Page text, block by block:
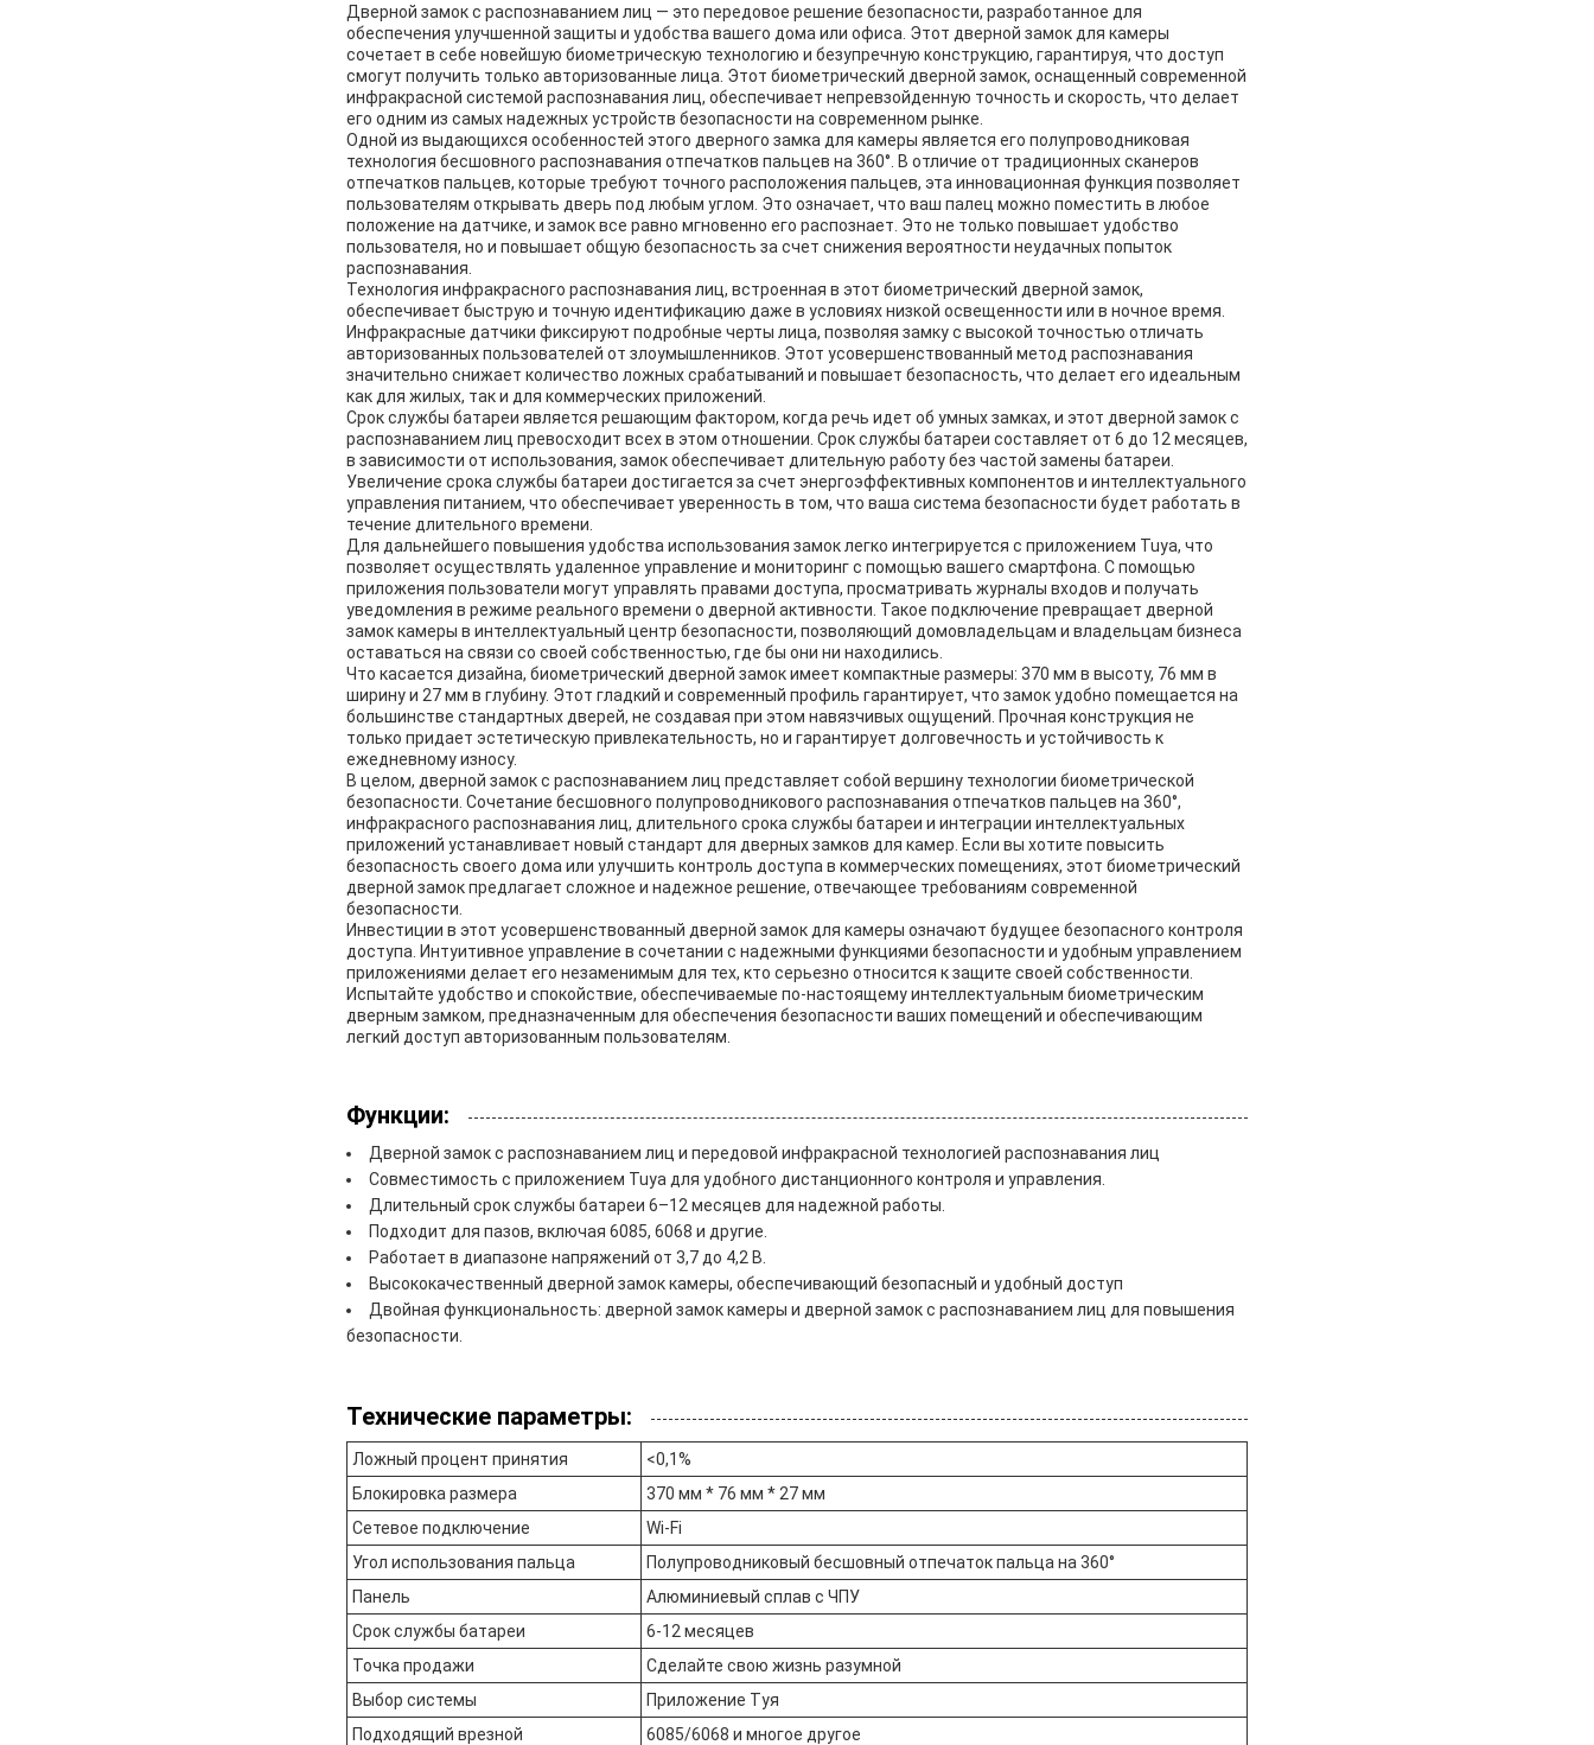
Дверной замок с распознаванием лиц — это передовое решение безопасности, разработанное для
обеспечения улучшенной защиты и удобства вашего дома или офиса. Этот дверной замок для камеры
сочетает в себе новейшую биометрическую технологию и безупречную конструкцию, гарантируя, что доступ
смогут получить только авторизованные лица. Этот биометрический дверной замок, оснащенный современной
инфракрасной системой распознавания лиц, обеспечивает непревзойденную точность и скорость, что делает
его одним из самых надежных устройств безопасности на современном рынке.
Одной из выдающихся особенностей этого дверного замка для камеры является его полупроводниковая
технология бесшовного распознавания отпечатков пальцев на 360°. В отличие от традиционных сканеров
отпечатков пальцев, которые требуют точного расположения пальцев, эта инновационная функция позволяет
пользователям открывать дверь под любым углом. Это означает, что ваш палец можно поместить в любое
положение на датчике, и замок все равно мгновенно его распознает. Это не только повышает удобство
пользователя, но и повышает общую безопасность за счет снижения вероятности неудачных попыток
распознавания.
Технология инфракрасного распознавания лиц, встроенная в этот биометрический дверной замок,
обеспечивает быструю и точную идентификацию даже в условиях низкой освещенности или в ночное время.
Инфракрасные датчики фиксируют подробные черты лица, позволяя замку с высокой точностью отличать
авторизованных пользователей от злоумышленников. Этот усовершенствованный метод распознавания
значительно снижает количество ложных срабатываний и повышает безопасность, что делает его идеальным
как для жилых, так и для коммерческих приложений.
Срок службы батареи является решающим фактором, когда речь идет об умных замках, и этот дверной замок с
распознаванием лиц превосходит всех в этом отношении. Срок службы батареи составляет от 6 до 12 месяцев,
в зависимости от использования, замок обеспечивает длительную работу без частой замены батареи.
Увеличение срока службы батареи достигается за счет энергоэффективных компонентов и интеллектуального
управления питанием, что обеспечивает уверенность в том, что ваша система безопасности будет работать в
течение длительного времени.
Для дальнейшего повышения удобства использования замок легко интегрируется с приложением Tuya, что
позволяет осуществлять удаленное управление и мониторинг с помощью вашего смартфона. С помощью
приложения пользователи могут управлять правами доступа, просматривать журналы входов и получать
уведомления в режиме реального времени о дверной активности. Такое подключение превращает дверной
замок камеры в интеллектуальный центр безопасности, позволяющий домовладельцам и владельцам бизнеса
оставаться на связи со своей собственностью, где бы они ни находились.
Что касается дизайна, биометрический дверной замок имеет компактные размеры: 370 мм в высоту, 76 мм в
ширину и 27 мм в глубину. Этот гладкий и современный профиль гарантирует, что замок удобно помещается на
большинстве стандартных дверей, не создавая при этом навязчивых ощущений. Прочная конструкция не
только придает эстетическую привлекательность, но и гарантирует долговечность и устойчивость к
ежедневному износу.
В целом, дверной замок с распознаванием лиц представляет собой вершину технологии биометрической
безопасности. Сочетание бесшовного полупроводникового распознавания отпечатков пальцев на 360°,
инфракрасного распознавания лиц, длительного срока службы батареи и интеграции интеллектуальных
приложений устанавливает новый стандарт для дверных замков для камер. Если вы хотите повысить
безопасность своего дома или улучшить контроль доступа в коммерческих помещениях, этот биометрический
дверной замок предлагает сложное и надежное решение, отвечающее требованиям современной
безопасности.
Инвестиции в этот усовершенствованный дверной замок для камеры означают будущее безопасного контроля
доступа. Интуитивное управление в сочетании с надежными функциями безопасности и удобным управлением
приложениями делает его незаменимым для тех, кто серьезно относится к защите своей собственности.
Испытайте удобство и спокойствие, обеспечиваемые по-настоящему интеллектуальным биометрическим
дверным замком, предназначенным для обеспечения безопасности ваших помещений и обеспечивающим
легкий доступ авторизованным пользователям.
Функции:
Дверной замок с распознаванием лиц и передовой инфракрасной технологией распознавания лиц
Совместимость с приложением Tuya для удобного дистанционного контроля и управления.
Длительный срок службы батареи 6–12 месяцев для надежной работы.
Подходит для пазов, включая 6085, 6068 и другие.
Работает в диапазоне напряжений от 3,7 до 4,2 В.
Высококачественный дверной замок камеры, обеспечивающий безопасный и удобный доступ
Двойная функциональность: дверной замок камеры и дверной замок с распознаванием лиц для повышения
безопасности.
Технические параметры:
Ложный процент принятия
<0,1%
Блокировка размера
370 мм * 76 мм * 27 мм
Сетевое подключение
Wi-Fi
Угол использования пальца
Полупроводниковый бесшовный отпечаток пальца на 360°
Панель
Алюминиевый сплав с ЧПУ
Срок службы батареи
6-12 месяцев
Точка продажи
Сделайте свою жизнь разумной
Выбор системы
Приложение Туя
Подходящий врезной
6085/6068 и многое другое